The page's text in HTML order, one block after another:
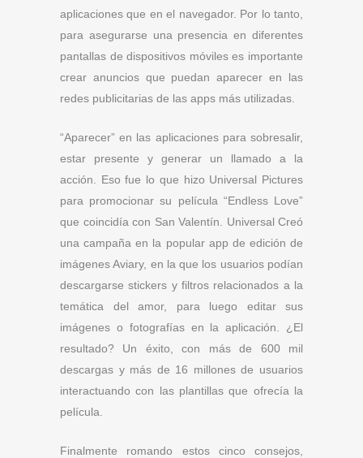
aplicaciones que en el navegador. Por lo tanto,
para asegurarse una presencia en diferentes
pantallas de dispositivos móviles es importante
crear anuncios que puedan aparecer en las
redes publicitarias de las apps más utilizadas.
“Aparecer” en las aplicaciones para sobresalir,
estar presente y generar un llamado a la
acción. Eso fue lo que hizo Universal Pictures
para promocionar su película “Endless Love”
que coincidía con San Valentín. Universal Creó
una campaña en la popular app de edición de
imágenes Aviary, en la que los usuarios podían
descargarse stickers y filtros relacionados a la
temática del amor, para luego editar sus
imágenes o fotografías en la aplicación. ¿El
resultado? Un éxito, con más de 600 mil
descargas y más de 16 millones de usuarios
interactuando con las plantillas que ofrecía la
película.
Finalmente romando estos cinco consejos,